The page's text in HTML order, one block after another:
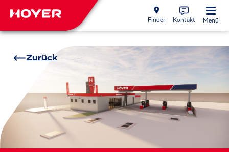
Finder Kontakt Menü
Zurück